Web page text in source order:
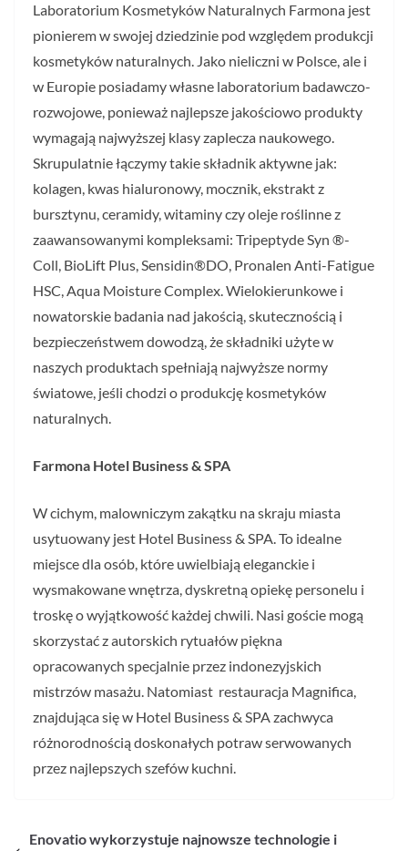
Laboratorium Kosmetyków Naturalnych Farmona jest
pionierem w swojej dziedzinie pod względem produkcji
kosmetyków naturalnych. Jako nieliczni w Polsce, ale i
w Europie posiadamy własne laboratorium badawczo-
rozwojowe, ponieważ najlepsze jakościowo produkty
wymagają najwyższej klasy zaplecza naukowego.
Skrupulatnie łączymy takie składnik aktywne jak:
kolagen, kwas hialuronowy, mocznik, ekstrakt z
bursztynu, ceramidy, witaminy czy oleje roślinne z
zaawansowanymi kompleksami: Tripeptyde Syn ®-
Coll, BioLift Plus, Sensidin®DO, Pronalen Anti-Fatigue
HSC, Aqua Moisture Complex. Wielokierunkowe i
nowatorskie badania nad jakością, skutecznością i
bezpieczeństwem dowodzą, że składniki użyte w
naszych produktach spełniają najwyższe normy
światowe, jeśli chodzi o produkcję kosmetyków
naturalnych.
Farmona Hotel Business & SPA
W cichym, malowniczym zakątku na skraju miasta
usytuowany jest Hotel Business & SPA. To idealne
miejsce dla osób, które uwielbiają eleganckie i
wysmakowane wnętrza, dyskretną opiekę personelu i
troskę o wyjątkowość każdej chwili. Nasi goście mogą
skorzystać z autorskich rytuałów piękna
opracowanych specjalnie przez indonezyjskich
mistrzów masażu. Natomiast restauracja Magnifica,
znajdująca się w Hotel Business & SPA zachwyca
różnorodnością doskonałych potraw serwowanych
przez najlepszych szefów kuchni.
Enovatio wykorzystuje najnowsze technologie i